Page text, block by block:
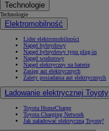
Technologie
Technologie
Elektromobilność
Lider elektromobilności
Napęd hybrydowy
Napęd hybrydowy typu plug-in
Napęd wodorowy
Napęd elektryczny na baterię
Zasięg aut elektrycznych
Zalety posiadania aut elektrycznych
Ładowanie elektrycznej Toyoty
Toyota HomeCharge
Toyota Charging Network
Jak naładować elektryczną Toyotę?